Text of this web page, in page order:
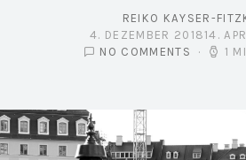
REIKO KAYSER-
POSTED ON
4. DEZEMBER 201814.
NO COMMENTS
1